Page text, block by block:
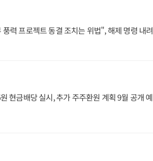
력 프로젝트 동결 조치는 위법", 해제 명령 내려
현금배당 실시, 추가 주주환원 계획 9월 공개 예